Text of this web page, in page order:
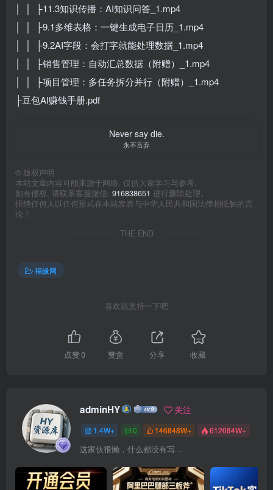
│ │ ├11.3知识传播：AI知识问答_1.mp4
│ │ ├9.1多维表格：一键生成电子日历_1.mp4
│ │ ├9.2AI字段：会打字就能处理数据_1.mp4
│ │ ├销售管理：自动汇总数据（附赠）_1.mp4
│ │ ├项目管理：多任务拆分并行（附赠）_1.mp4
├豆包AI赚钱手册.pdf
Never say die.
永不言弃
© 版权声明
本站文章内容可能来源于网络, 仅供大家学习与参考,
如有侵权, 请联系客服微信: 916838651 进行删除处理。
拒绝任何人以任何形式在本站发表与中华人民共和国法律相抵触的言
论！
THE END
福缘网
喜欢就支持一下吧
点赞0 赞赏 分享 收藏
adminHY 关注
1.4W+ 0 146848W+ 612084W+
这家伙很懒，什么都没有写...